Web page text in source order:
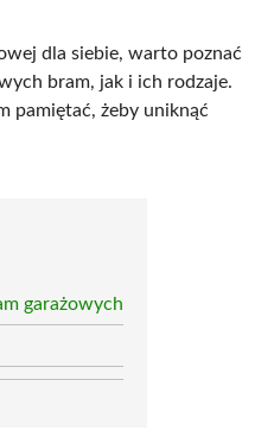
dla siebie, warto poznać
bram, jak i ich rodzaje.
pamiętać, żeby uniknąć
garażowych